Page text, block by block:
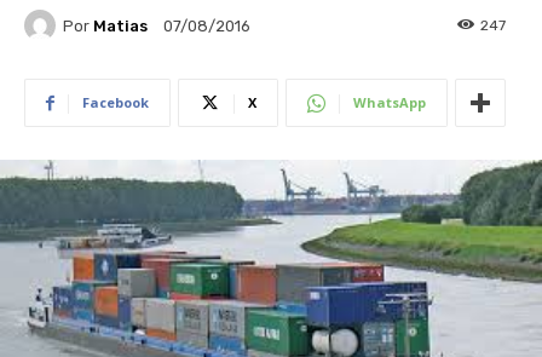
Por Matias 07/08/2016 247
Facebook X WhatsApp